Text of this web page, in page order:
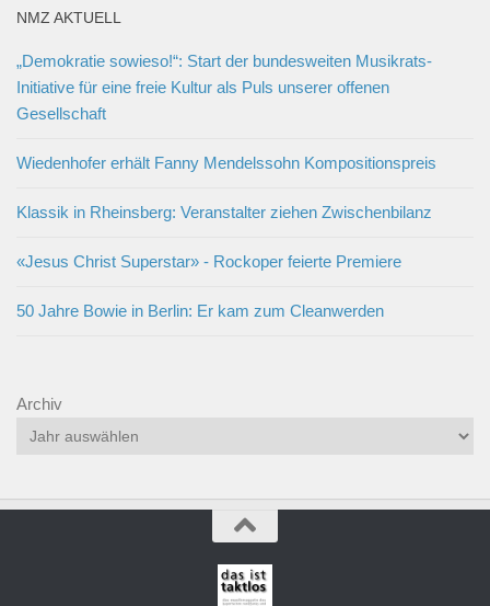
NMZ AKTUELL
„Demokratie sowieso!“: Start der bundesweiten Musikrats-
Initiative für eine freie Kultur als Puls unserer offenen
Gesellschaft
Wiedenhofer erhält Fanny Mendelssohn Kompositionspreis
Klassik in Rheinsberg: Veranstalter ziehen Zwischenbilanz
«Jesus Christ Superstar» - Rockoper feierte Premiere
50 Jahre Bowie in Berlin: Er kam zum Cleanwerden
Archiv